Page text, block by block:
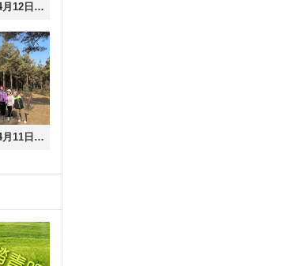
【童·跑步】2026年4月12日游小童长影世纪城亲子欢乐定向跑！（含参与说明）（周日上午场）
【童·徒步】2026年4月11日游小童徒步体能训练营！（周六上午场）